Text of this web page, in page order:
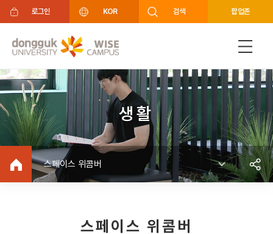
주메뉴 바로가기
푸터 바로가기
로그인 KOR 검색 팝업존
생활
스페이스 위콤버
스페이스 위콤버